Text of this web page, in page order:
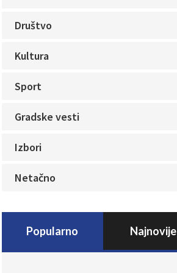
Društvo
Kultura
Sport
Gradske vesti
Izbori
Netačno
Popularno Najnovije